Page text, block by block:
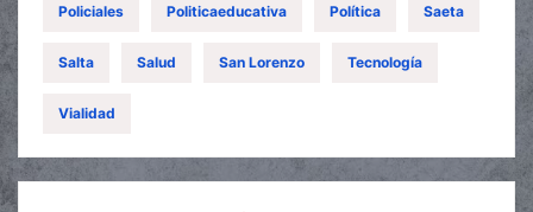
Policiales Politicaeducativa Política Saeta
Salta Salud San Lorenzo Tecnología
Vialidad